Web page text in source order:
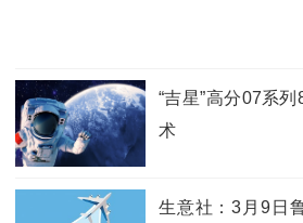
“吉星”高分07系
术
生意社：3月9日